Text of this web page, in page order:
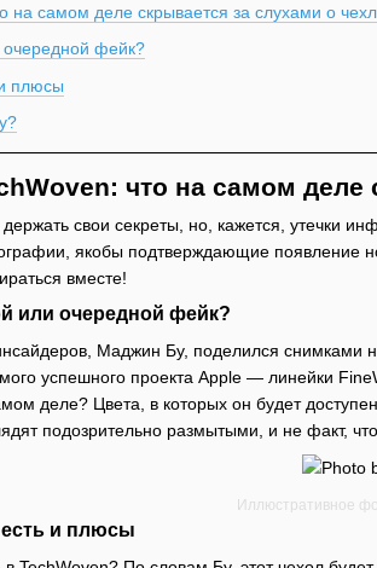
на самом деле скрывается за слухами о
фейк?
плюсы
что на самом
свои секреты, но, кажется, утечки
якобы подтверждающие появление
вместе!
или очередной фейк?
Маджин Бу, поделился
успешного проекта Apple — линейки
деле? Цвета, в которых он будет
подозрительно размытыми, и не факт,
Иллюстративное
есть и плюсы